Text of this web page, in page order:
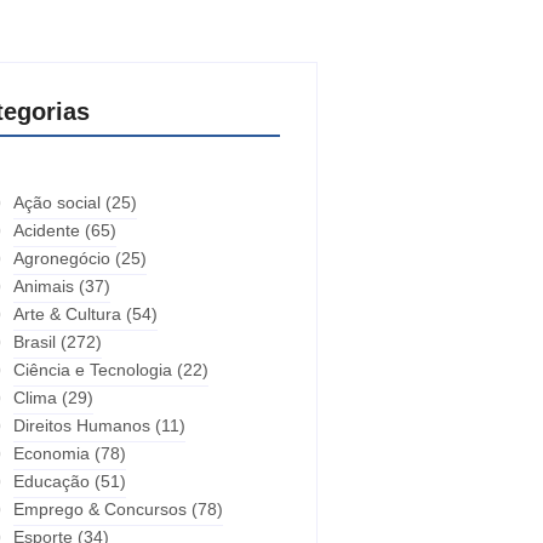
Ação social (25)
Acidente (65)
Agronegócio (25)
Animais (37)
Arte & Cultura (54)
Brasil (272)
Ciência e Tecnologia (22)
Clima (29)
Direitos Humanos (11)
Economia (78)
Educação (51)
Emprego & Concursos (78)
Esporte (34)